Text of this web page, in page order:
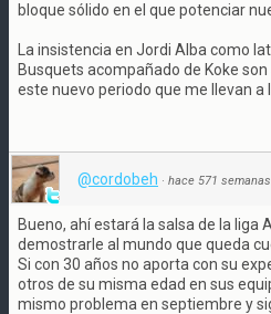
bloque sólido en el que potenciar
La insistencia en Jordi Alba como
Busquets acompañado de Koke
este nuevo periodo que me llevan a
@cordobeh · hace 571 semanas
Bueno, ahí estará la salsa de la liga
demostrarle al mundo que queda
Si con 30 años no aporta con su
otros de su misma edad en sus
mismo problema en septiembre y